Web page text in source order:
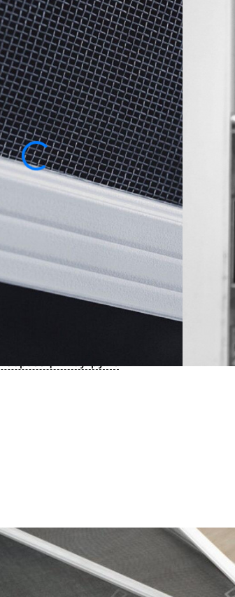
фасада и комфорта в
свободную циркуляцию воздуха и
1,0×1,0 мм, сваренное в местах
выдергиванию волокон, коррозии и
образец в шоу-руме